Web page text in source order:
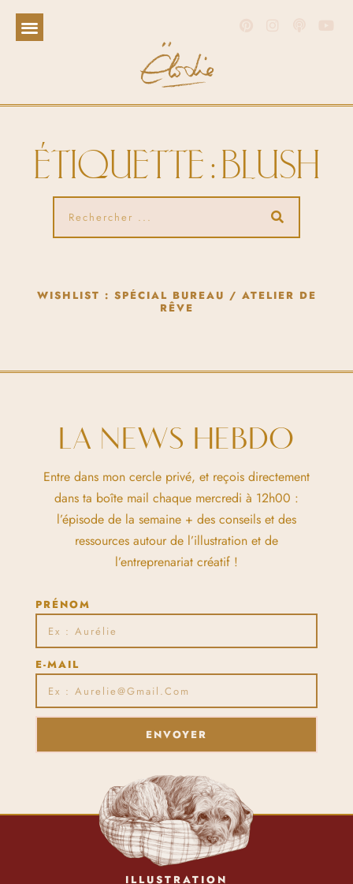
ÉTIQUETTE : BLUSH
WISHLIST : SPÉCIAL BUREAU / ATELIER DE
RÊVE
LA NEWS HEBDO
Entre dans mon cercle privé, et reçois directement
dans ta boîte mail chaque mercredi à 12h00 :
l’épisode de la semaine + des conseils et des
ressources autour de l’illustration et de
l’entreprenariat créatif !
PRÉNOM
E-MAIL
ENVOYER
ILLUSTRATION